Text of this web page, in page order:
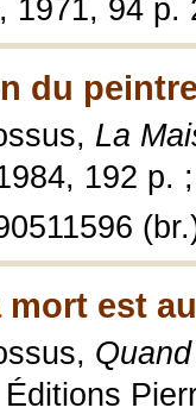
1971, 94 p.
du
La
192 p.
mort est